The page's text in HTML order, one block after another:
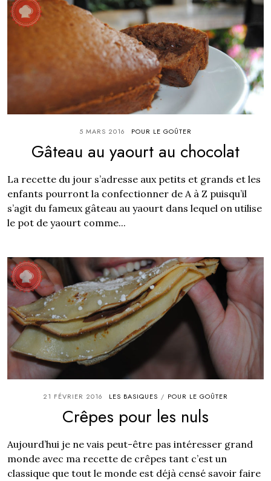
5 MARS 2016 POUR LE GOÛTER
Gâteau au yaourt au chocolat
La recette du jour s’adresse aux petits et grands et les
enfants pourront la confectionner de A à Z puisqu’il
s’agit du fameux gâteau au yaourt dans lequel on utilise
le pot de yaourt comme...
21 FÉVRIER 2016 LES BASIQUES / POUR LE GOÛTER
Crêpes pour les nuls
Aujourd’hui je ne vais peut-être pas intéresser grand
monde avec ma recette de crêpes tant c’est un
classique que tout le monde est déjà censé savoir faire